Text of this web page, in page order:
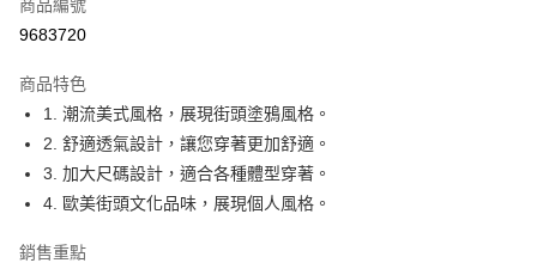
超商取貨付款
Apple Pay
街口支付
悠遊付
ATM付款
商品編號
9683720
商品特色
1. 潮流美式風格，展現街頭塗鴉風格。
2. 舒適透氣設計，讓您穿著更加舒適。
3. 加大尺碼設計，適合各種體型穿著。
4. 歐美街頭文化品味，展現個人風格。
銷售重點